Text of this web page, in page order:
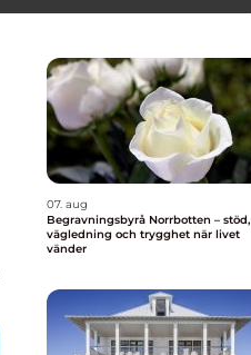
07. aug
Begravningsbyrå Norrbotten – stöd,
vägledning och trygghet när livet
vänder